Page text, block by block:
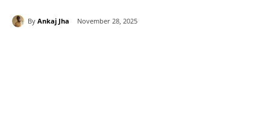
By Ankaj Jha November 28, 2025